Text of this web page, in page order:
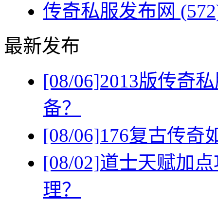
传奇私服发布网
最新发布
[08/06]2013版传奇
备？
[08/06]176复古传奇
[08/02]道士天赋加
理？